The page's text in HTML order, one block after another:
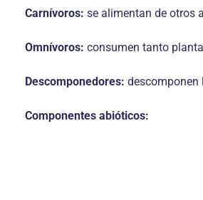
Carnívoros: se alimentan de otros
Omnívoros: consumen tanto
Descomponedores: descomponen
Componentes abióticos: